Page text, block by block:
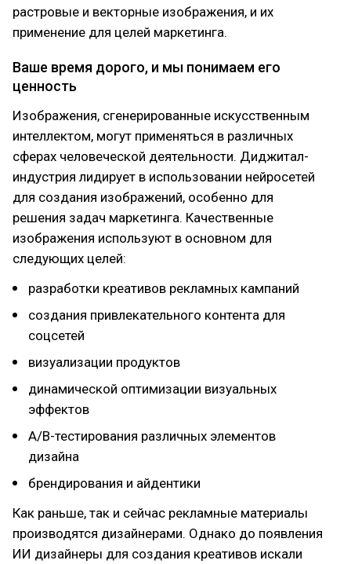
растровые и векторные изображения, и их
применение для целей маркетинга.
Ваше время дорого, и мы понимаем его
ценность
Изображения, сгенерированные искусственным
интеллектом, могут применяться в различных
сферах человеческой деятельности. Диджитал-
индустрия лидирует в использовании нейросетей
для создания изображений, особенно для
решения задач маркетинга. Качественные
изображения используют в основном для
следующих целей:
разработки креативов рекламных кампаний
создания привлекательного контента для
соцсетей
визуализации продуктов
динамической оптимизации визуальных
эффектов
A/B-тестирования различных элементов
дизайна
брендирования и айдентики
Как раньше, так и сейчас рекламные материалы
производятся дизайнерами. Однако до появления
ИИ дизайнеры для создания креативов искали